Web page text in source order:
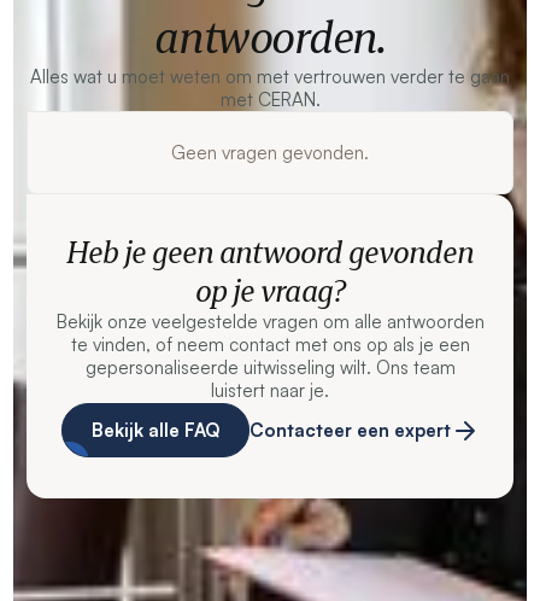
antwoorden.
Alles wat u moet weten om met vertrouwen verder te gaan
met CERAN.
Geen vragen gevonden.
Heb je geen antwoord gevonden
op je vraag?
Bekijk onze veelgestelde vragen om alle antwoorden
te vinden, of neem contact met ons op als je een
gepersonaliseerde uitwisseling wilt. Ons team
luistert naar je.
Bekijk alle FAQ
Contacteer een expert